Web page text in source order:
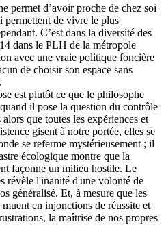
permet d’avoir proche de chez soi
permettent de vivre le plus
C’est dans la diversité des
dans le PLH de la métropole
avec une vraie politique foncière
de choisir son espace sans
est plutôt ce que le philosophe
il pose la question du contrôle
que toutes les expériences et
gisent à notre portée, elles se
se referme mystérieusement ; il
écologique montre que la
façonne un milieu hostile. Le
révèle l'inanité d'une volonté de
généralisé. Et, à mesure que les
en injonctions de réussite et
la maîtrise de nos propres